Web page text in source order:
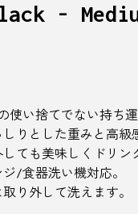
-
使い捨てでない持ち
りとした重みと高級
ても美味しくドリン
/食器洗い機対応。
り外して洗えます。